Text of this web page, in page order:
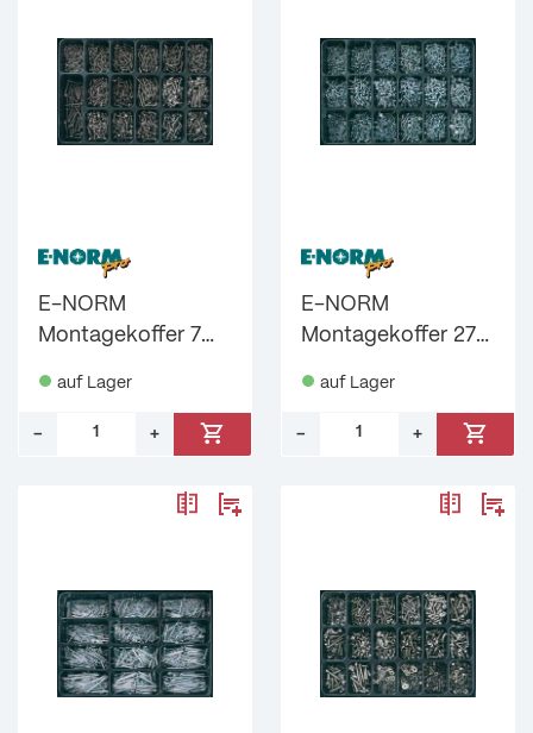
E-NORM
Montagekoffer 7
NORMpro
auf Lager
–
+
E-NORM
Montagekoffer 27
PH E-NORMpro
auf Lager
–
+